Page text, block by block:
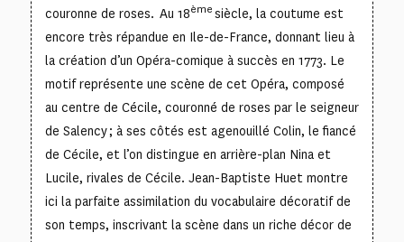
couronne de roses. Au 18èmesiècle, la coutume est
encore très répandue en Ile-de-France, donnant lieu à
la création d’un Opéra-comique à succès en 1773. Le
motif représente une scène de cet Opéra, composé
au centre de Cécile, couronné de roses par le seigneur
de Salency ; à ses côtés est agenouillé Colin, le fiancé
de Cécile, et l’on distingue en arrière-plan Nina et
Lucile, rivales de Cécile. Jean-Baptiste Huet montre
ici la parfaite assimilation du vocabulaire décoratif de
son temps, inscrivant la scène dans un riche décor de